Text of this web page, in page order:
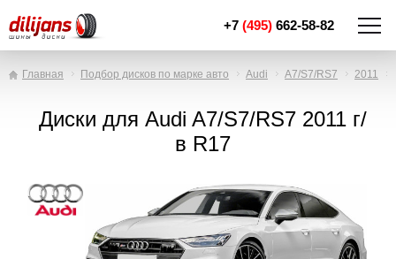
+7 (495) 662-58-82
Главная Подбор дисков по марке авто Audi A7/S7/RS7 2011
Диски для Audi A7/S7/RS7 2011 г/
в R17